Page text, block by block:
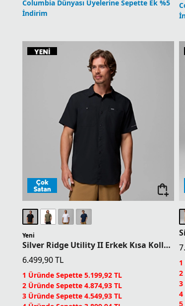
6.499,90TL
1 Üründe Sepette 5.199,92 TL
2 Üründe Sepette 4.874,93 TL
3 Üründe Sepette 4.549,93 TL
4 Üründe Sepette 3.899,94 TL
5 Ürün ve Üzerinde Sepette 3.249,95 TL
Columbia Dünyası Üyelerine Sepette Ek %5
İndirim
1
2
3